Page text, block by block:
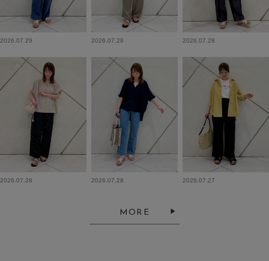
2026.07.29 2026.07.29 2026.07.28
2026.07.28 2026.07.28 2026.07.27
MORE